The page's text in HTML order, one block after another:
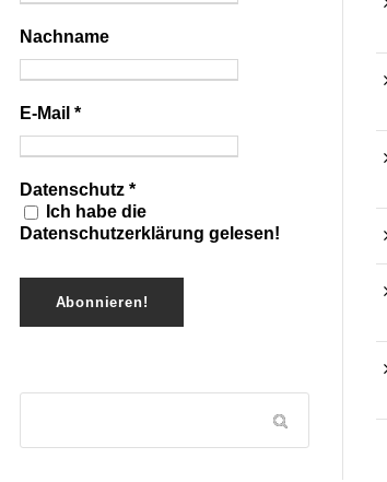
Nachname
E-Mail *
Datenschutz *
Ich habe die
Datenschutzerklärung gelesen!